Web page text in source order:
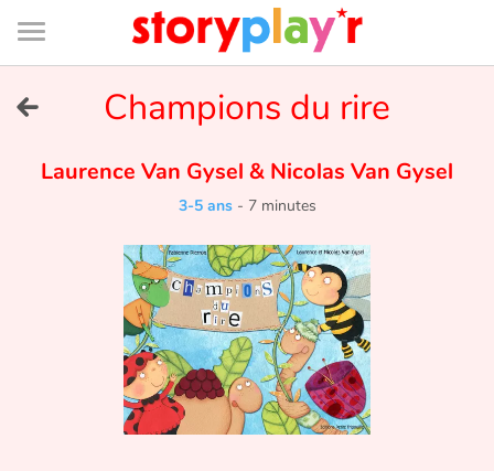
Connexion
Bibliothèque
de
page
Tester gratuitement
Bibliothèque
Champions du rire
Laurence Van Gysel & Nicolas Van Gysel
3-5 ans- 7 minutes